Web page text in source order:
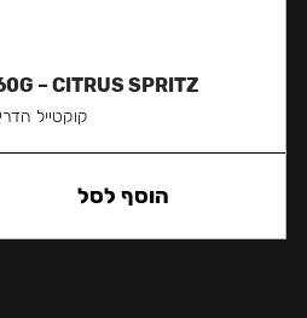
– CITRUS SPRITZ
קוקטייל
הוסף לסל